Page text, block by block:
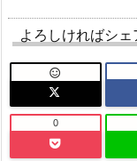
よろしければシ

0